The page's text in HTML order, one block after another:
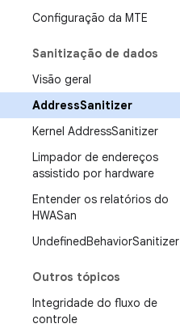
Configuração da MTE
Sanitização de dados
Visão geral
AddressSanitizer
Kernel AddressSanitizer
Limpador de endereços
assistido por hardware
Entender os relatórios do
HWASan
UndefinedBehaviorSanitizer
Outros tópicos
Integridade do fluxo de
controle